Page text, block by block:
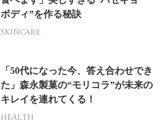
ボディ”を作る秘訣
SKINCARE
「50代になった今、答え合わせでき
た」森永製菓の“モリコラ”が未来の
キレイを連れてくる！
HEALTH